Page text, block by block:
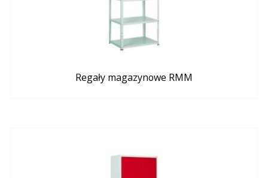
Regały magazynowe RMM